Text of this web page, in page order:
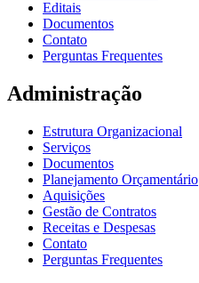
Editais
Documentos
Contato
Perguntas Frequentes
Administração
Estrutura Organizacional
Serviços
Documentos
Planejamento Orçamentário
Aquisições
Gestão de Contratos
Receitas e Despesas
Contato
Perguntas Frequentes